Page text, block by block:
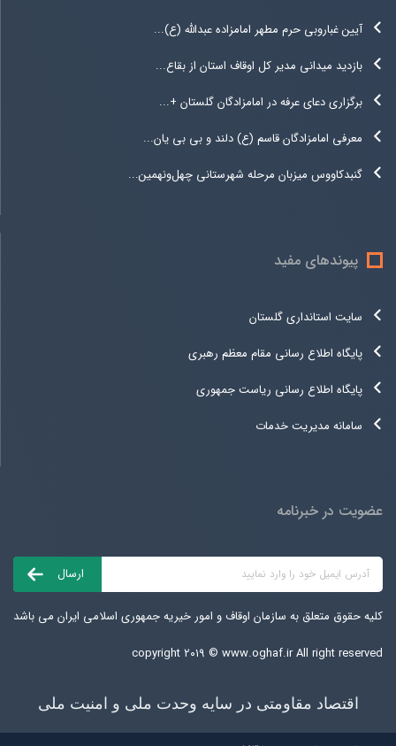
آیین غباروبی حرم مطهر امامزاده عبدالله (ع)...
بازدید میدانی مدیر کل اوقاف استان از بقاع...
برگزاری دعای عرفه در امامزادگان گلستان +...
معرفی امامزادگان قاسم (ع) دلند و بی بی یان...
گنبدکاووس میزبان مرحله شهرستانی چهل‌ونهمین...
پیوندهای مفید
سایت استانداری گلستان
پایگاه اطلاع رسانی مقام معظم رهبری
پایگاه اطلاع رسانی ریاست جمهوری
سامانه مدیریت خدمات
عضویت در خبرنامه
کلیه حقوق متعلق به سازمان اوقاف و امور خیریه جمهوری اسلامی ایران می باشد
copyright ۲۰۱۹ © www.oghaf.irAll right reserved
اقتصاد مقاومتی در سایه وحدت ملی و امنیت ملی